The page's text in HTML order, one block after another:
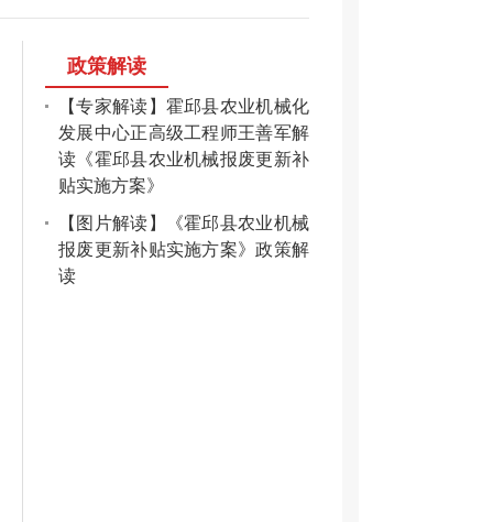
政策解读
【专家解读】霍邱县农业机械化
发展中心正高级工程师王善军解
读《霍邱县农业机械报废更新补
贴实施方案》
【图片解读】《霍邱县农业机械
报废更新补贴实施方案》政策解
读